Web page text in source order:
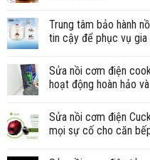
Trung tâm bảo hành
tin cậy để phục vụ gia
Sửa nồi cơm điện
hoạt động hoàn hảo
Sửa nồi cơm điện
mọi sự cố cho căn